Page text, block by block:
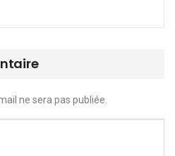
ne sera pas publiée.